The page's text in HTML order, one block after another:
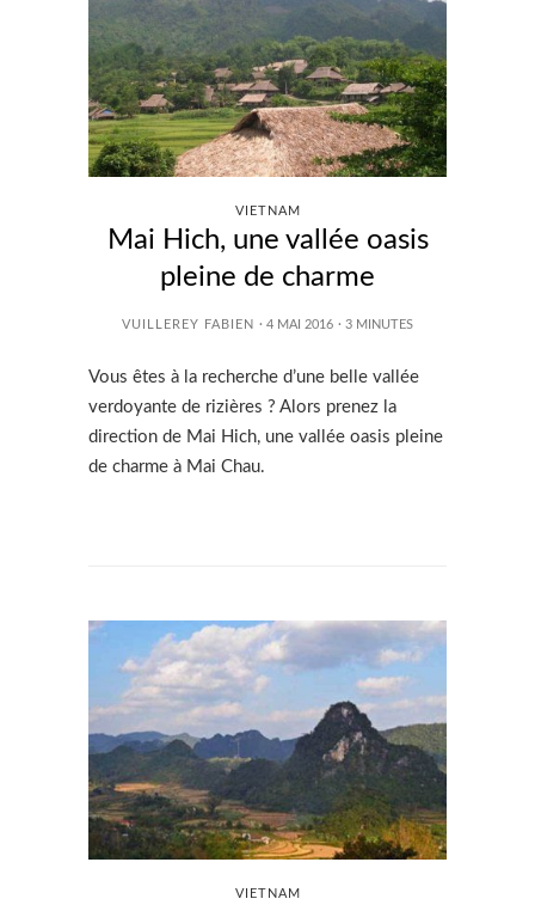
VIETNAM
Mai Hich, une vallée oasis
pleine de charme
VUILLEREY FABIEN · 4 MAI 2016 · 3 MINUTES
Vous êtes à la recherche d’une belle vallée
verdoyante de rizières ? Alors prenez la
direction de Mai Hich, une vallée oasis pleine
de charme à Mai Chau.
VIETNAM